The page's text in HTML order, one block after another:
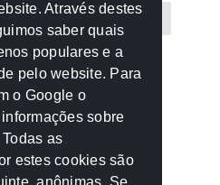
MPC-MT MPE-MT
PGE-MT PGR
categoria
Através destes
saber quais
populares e a
pelo website. Para
o Google o
sobre
as
estes cookies são